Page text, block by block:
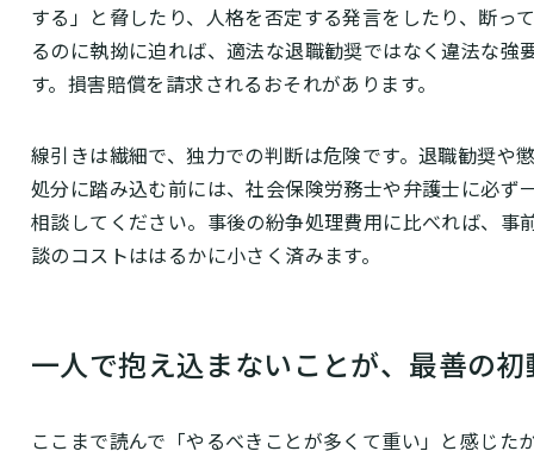
する」と脅したり、人格を否定する発言をしたり、断っ
るのに執拗に迫れば、適法な退職勧奨ではなく違法な強
す。損害賠償を請求されるおそれがあります。
線引きは繊細で、独力での判断は危険です。退職勧奨や
処分に踏み込む前には、社会保険労務士や弁護士に必ず
相談してください。事後の紛争処理費用に比べれば、事
談のコストははるかに小さく済みます。
一人で抱え込まないことが、最善の初
ここまで読んで「やるべきことが多くて重い」と感じた